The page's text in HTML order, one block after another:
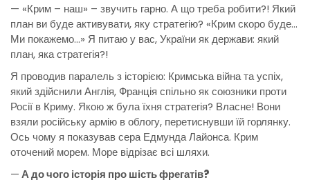
— «Крим – наш» – звучить гарно. А що треба робити?! Який
план ви буде активувати, яку стратегію? «Крим скоро буде…
Ми покажемо…» Я питаю у вас, України як держави: який
план, яка стратегія?!
Я проводив паралель з історією: Кримська війна та успіх,
який здійснили Англія, Франція спільно як союзники проти
Росії в Криму. Якою ж була їхня стратегія? Власне! Вони
взяли російську армію в облогу, перетиснувши їй горлянку.
Ось чому я показував сера Едмунда Лайонса. Крим
оточений морем. Море відрізає всі шляхи.
—А до чого історія про шість фрегатів?